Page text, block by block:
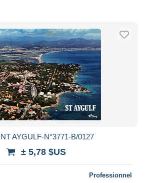
AYGULF-N°3771-B/0127
± 5,78 $US
Professionnel